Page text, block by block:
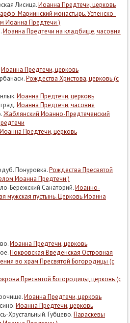
Лисица.Иоанна Предтечи, церковь
Мариинский монастырь. Успенско-
Иоанна Предтечи )
Иоанна Предтечи на кладбище, часовня
Иоанна Предтечи, церковь
Рождества Христова, церковь (с
Иоанна Предтечи, церковь
Иоанна Предтечи, часовня
Жаблянский Иоанно-Предтеченский
Иоанна Предтечи, церковь
Понуровка.Рождества Пресвятой
Иоанна Предтечи )
Бережский Санаторий.Иоанно-
мужская пустынь. Церковь Иоанна
Иоанна Предтечи, церковь
Покровская Введенская Островная
во храм Пресвятой Богородицы (с
Пресвятой Богородицы, церковь (с
Иоанна Предтечи, церковь
Иоанна Предтечи, церковь
Хрустальный. Губцево.Параскевы